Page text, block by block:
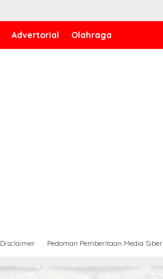
Advertorial Olahraga
Disclaimer Pedoman Pemberitaan Media Siber